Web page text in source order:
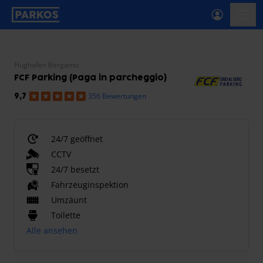
beschriftung-für-primäre-navigation
Flughafen Bergamo
FCF Parking (Paga in parcheggio)
9,7 356 Bewertungen
24/7 geöffnet
CCTV
24/7 besetzt
Fahrzeuginspektion
Umzäunt
Toilette
Alle ansehen